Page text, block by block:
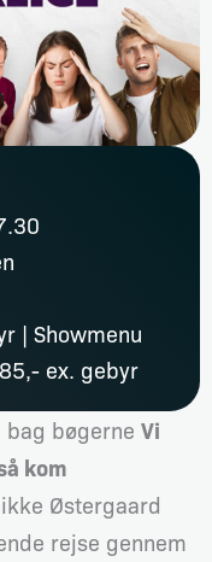
| Showmenu
ex. gebyr
bøgerne Vi
kom
Østergaard
rejse gennem